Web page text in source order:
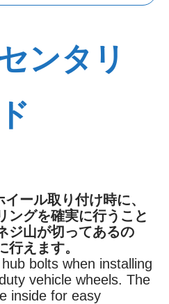
足回り
ンタリ
ール取り付け時に、
ングを確実に行うこと
ジ山が切ってあるの
行えます。
bolts when installing
vehicle wheels. The
inside for easy